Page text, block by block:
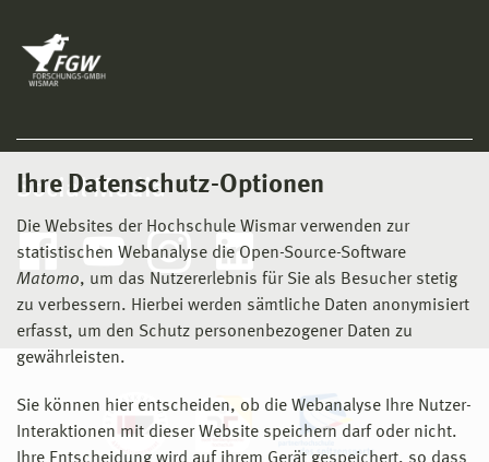
Ihre Datenschutz-Optionen
Die Websites der Hochschule Wismar verwenden zur
statistischen Webanalyse die Open-Source-Software
Matomo, um das Nutzererlebnis für Sie als Besucher stetig
zu verbessern. Hierbei werden sämtliche Daten anonymisiert
erfasst, um den Schutz personenbezogener Daten zu
gewährleisten.
Sie können hier entscheiden, ob die Webanalyse Ihre Nutzer-
Interaktionen mit dieser Website speichern darf oder nicht.
Social Media